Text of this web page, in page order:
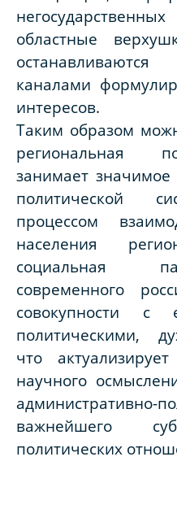
областные
каналами
интересов.
Таким образом
региональная
занимает
политической
процессом
населения
социальная
современного
совокупности с
политическими,
что
научного
административно-
важнейшего
политических